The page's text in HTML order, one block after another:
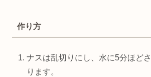
作り方
ナスは乱切りにし、水に5分ほど
ります。